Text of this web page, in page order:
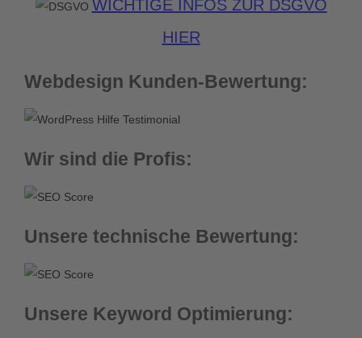
WICHTIGE INFOS ZUR DSGVO
HIER
Webdesign Kunden-Bewertung:
Wir sind die Profis:
Unsere technische Bewertung:
Unsere Keyword Optimierung: